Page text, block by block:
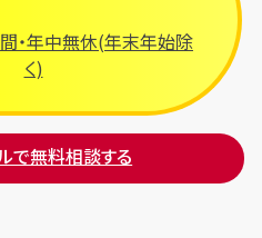
間・年中無休(年末年始除
く)
で無料相談する